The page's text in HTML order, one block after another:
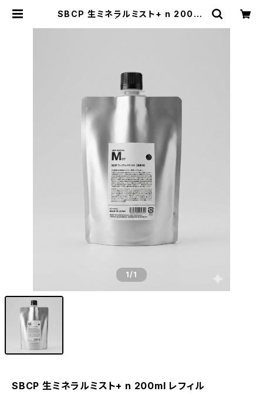
SBCP 生ミネラルミスト+ n 200ml
1/1
SBCP 生ミネラルミスト+ n 200ml レフィル